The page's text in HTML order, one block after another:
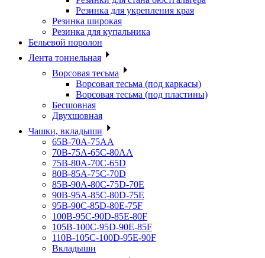
Резинка для укрепления края
Резинка широкая
Резинка для купальника
Бельевой поролон
Лента тоннельная
Ворсовая тесьма
Ворсовая тесьма (под каркасы)
Ворсовая тесьма (под пластины)
Бесшовная
Двухшовная
Чашки, вкладыши
65B-70A-75АА
70В-75А-65С-80АА
75В-80А-70С-65D
80В-85А-75С-70D
85В-90А-80С-75D-70E
90B-95A-85C-80D-75E
95B-90C-85D-80E-75F
100B-95C-90D-85E-80F
105B-100C-95D-90E-85F
110B-105C-100D-95E-90F
Вкладыши